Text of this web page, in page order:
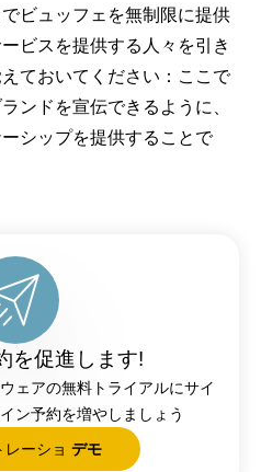
ビュッフェを無制限に提供
ビスを提供する人々を引き
ておいてください：ここで
ンドを宣伝できるように、
シップを提供することで
を促進します!
ェアの無料トライアルにサイ
ン予約を増やしましょう
ーショ デモ